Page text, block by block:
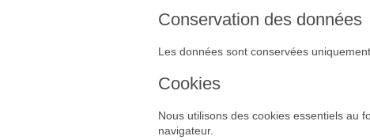
Conservation des données
Les données sont conservées
Cookies
Nous utilisons des cookies essentiels au
navigateur.